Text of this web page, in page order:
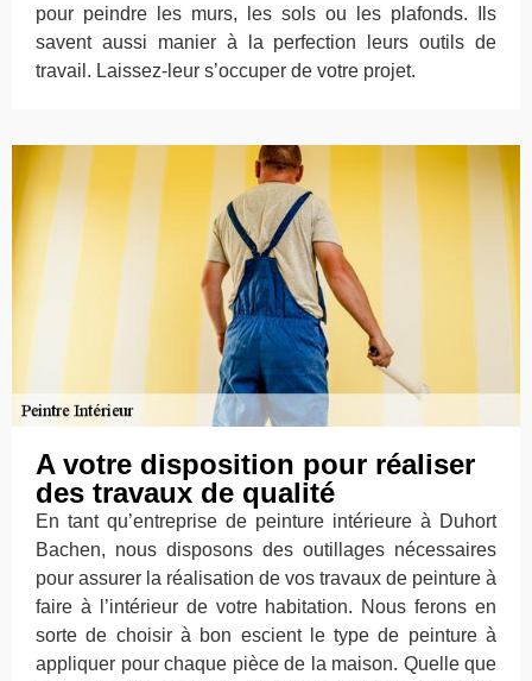
pour peindre les murs, les sols ou les plafonds. Ils
savent aussi manier à la perfection leurs outils de
travail. Laissez-leur s’occuper de votre projet.
A votre disposition pour réaliser
des travaux de qualité
En tant qu’entreprise de peinture intérieure à Duhort
Bachen, nous disposons des outillages nécessaires
pour assurer la réalisation de vos travaux de peinture à
faire à l’intérieur de votre habitation. Nous ferons en
sorte de choisir à bon escient le type de peinture à
appliquer pour chaque pièce de la maison. Quelle que